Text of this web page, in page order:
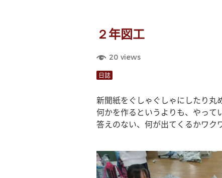
２年図工
20 views
日誌
新聞紙をぐしゃぐしゃにしたり丸
何かを作るというよりも、やって
答えのない、何が出てくるかワク